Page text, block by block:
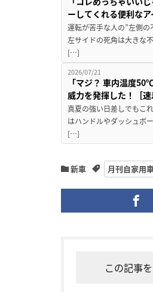
ーしてくれる便利な
運転が苦手な人の”左側の
左サイドの死角は大きな
[…]
2026/07/21
「マジ？ 車内温度
威力を発揮した！［速
真夏の強い日差しでもこ
はハンドルやダッシュボ
[…]
新車 月刊自家用
この記事